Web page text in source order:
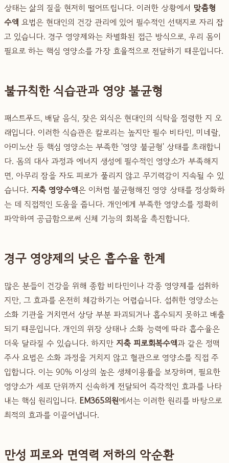
상태는 삶의 질을 현저히 떨어뜨립니다. 이러한 상황에서 맞춤형
수액 요법은 현대인의 건강 관리에 있어 필수적인 선택지로 자리 잡
고 있습니다. 경구 영양제와는 차별화된 접근 방식으로, 우리 몸이
필요로 하는 핵심 영양소를 가장 효율적으로 전달하기 때문입니다.
불규칙한 식습관과 영양 불균형
패스트푸드, 배달 음식, 잦은 외식은 현대인의 식탁을 점령한 지 오
래입니다. 이러한 식습관은 칼로리는 높지만 필수 비타민, 미네랄,
아미노산 등 핵심 영양소는 부족한 '영양 불균형' 상태를 초래합니
다. 몸의 대사 과정과 에너지 생성에 필수적인 영양소가 부족해지
면, 아무리 잠을 자도 피로가 풀리지 않고 무기력감이 지속될 수 있
습니다. 지축 영양수액은 이처럼 불균형해진 영양 상태를 정상화하
는 데 직접적인 도움을 줍니다. 개인에게 부족한 영양소를 정확히
파악하여 공급함으로써 신체 기능의 회복을 촉진합니다.
경구 영양제의 낮은 흡수율 한계
많은 분들이 건강을 위해 종합 비타민이나 각종 영양제를 섭취하
지만, 그 효과를 온전히 체감하기는 어렵습니다. 섭취한 영양소는
소화 기관을 거치면서 상당 부분 파괴되거나 흡수되지 못하고 배출
되기 때문입니다. 개인의 위장 상태나 소화 능력에 따라 흡수율은
더욱 달라질 수 있습니다. 하지만 지축 피로회복수액과 같은 정맥
주사 요법은 소화 과정을 거치지 않고 혈관으로 영양소를 직접 주
입합니다. 이는 90% 이상의 높은 생체이용률을 보장하며, 필요한
영양소가 세포 단위까지 신속하게 전달되어 즉각적인 효과를 나타
내는 핵심 원리입니다. EM365의원에서는 이러한 원리를 바탕으로
최적의 효과를 이끌어냅니다.
만성 피로와 면역력 저하의 악순환